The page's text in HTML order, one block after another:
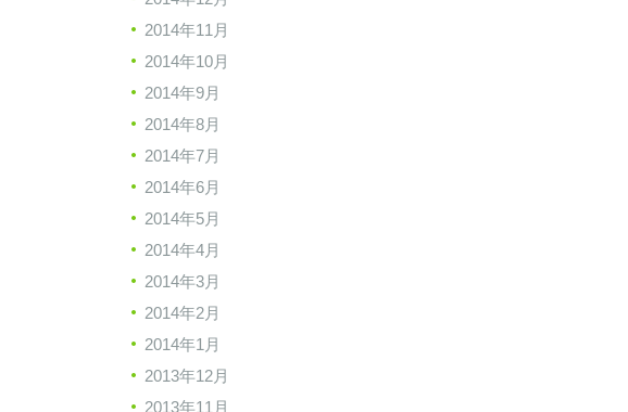
2014年11月
2014年10月
2014年9月
2014年8月
2014年7月
2014年6月
2014年5月
2014年4月
2014年3月
2014年2月
2014年1月
2013年12月
2013年11月